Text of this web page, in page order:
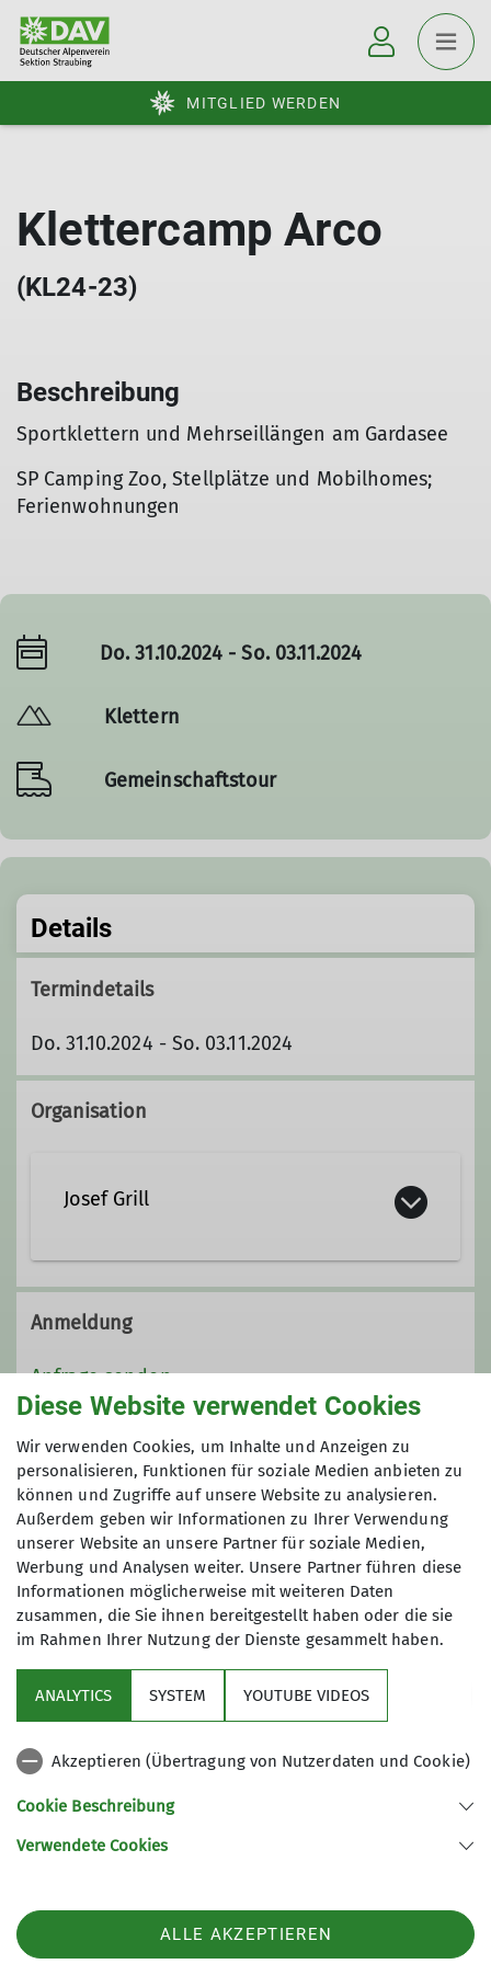
MITGLIED WERDEN
Klettercamp Arco
(KL24-23)
Beschreibung
Sportklettern und Mehrseillängen am Gardasee
SP Camping Zoo, Stellplätze und Mobilhomes;
Ferienwohnungen
Do. 31.10.2024 - So. 03.11.2024
Klettern
Gemeinschaftstour
Details
Termindetails
Do. 31.10.2024 - So. 03.11.2024
Organisation
Josef Grill
josef.grill@alpenverein-
straubing.de
Qualifikationen
Trainer*in B Skihochtour
Kletterbetreuer*in Breitensport
Ämter
Vorsitzender
Anmeldung
Anfrage senden
Preis
20,00 Euro
Service
Links
94315 Straubing
Telefon +49942180965
Diese Website verwendet Cookies
Wir verwenden Cookies, um Inhalte und Anzeigen zu
personalisieren, Funktionen für soziale Medien anbieten zu
können und Zugriffe auf unsere Website zu analysieren.
Außerdem geben wir Informationen zu Ihrer Verwendung
unserer Website an unsere Partner für soziale Medien,
Werbung und Analysen weiter. Unsere Partner führen diese
Informationen möglicherweise mit weiteren Daten
zusammen, die Sie ihnen bereitgestellt haben oder die sie
im Rahmen Ihrer Nutzung der Dienste gesammelt haben.
ANALYTICS SYSTEM YOUTUBE VIDEOS
Akzeptieren (Übertragung von Nutzerdaten und Cookie)
Cookie Beschreibung
Verwendete Cookies
ALLE AKZEPTIEREN